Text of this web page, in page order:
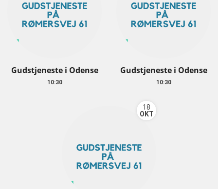
Gudstjeneste i Odense
10:30
Gudstjeneste i Odense
10:30
18
OKT